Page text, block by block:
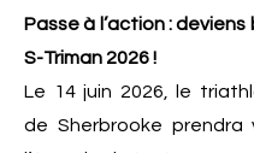
Passe à l’action :
S-Triman 2026 !
Le 14 juin 2026, le
de Sherbrooke prendra